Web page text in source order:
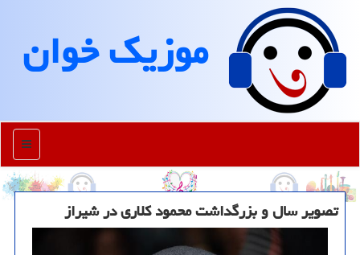
موزیك خوان
منو
تصویر سال و بزرگداشت محمود کلاری در شیراز